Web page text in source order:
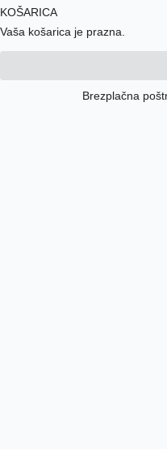
KOŠARICA
Vaša košarica je prazna.
Brezplačna